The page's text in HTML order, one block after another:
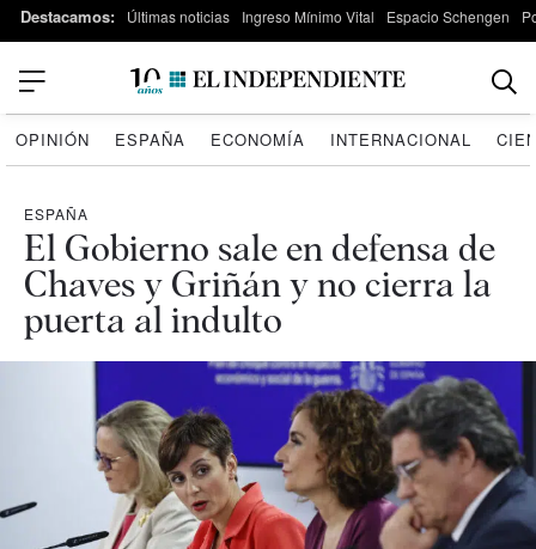
Destacamos: Últimas noticias Ingreso Mínimo Vital Espacio Schengen
OPINIÓN ESPAÑA ECONOMÍA INTERNACIONAL
ESPAÑA
El Gobierno sale en defensa de
Chaves y Griñán y no cierra la
puerta al indulto